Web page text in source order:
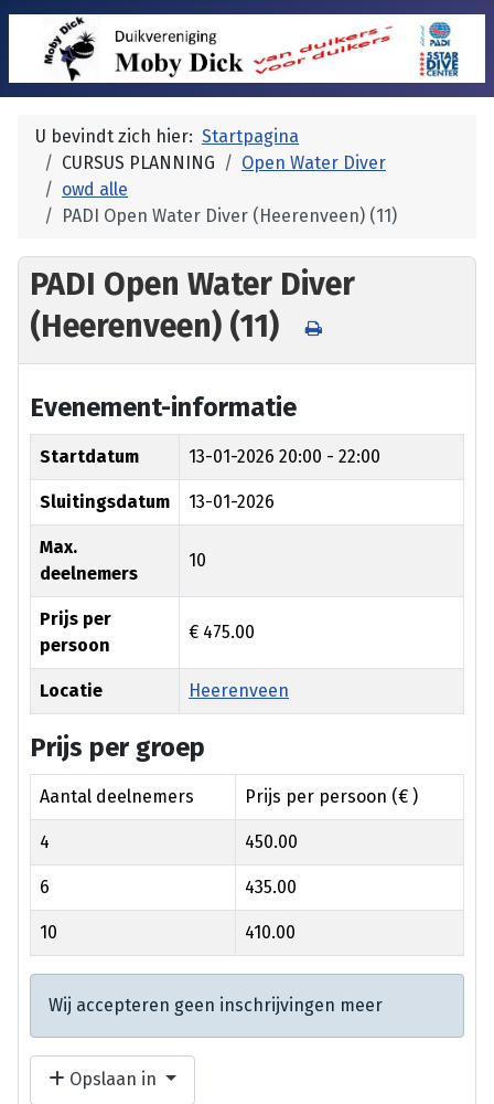
U bevindt zich hier: Startpagina
CURSUS PLANNING
Open Water Diver
owd alle
PADI Open Water Diver (Heerenveen) (11)
PADI Open Water Diver
(Heerenveen) (11)
Evenement-informatie
Startdatum 13-01-2026 20:00 - 22:00
Sluitingsdatum 13-01-2026
Max.
deelnemers
10
Prijs per
persoon
€ 475.00
Locatie Heerenveen
Prijs per groep
Aantal deelnemers Prijs per persoon (€ )
4 450.00
6 435.00
10 410.00
Wij accepteren geen inschrijvingen meer
Opslaan in